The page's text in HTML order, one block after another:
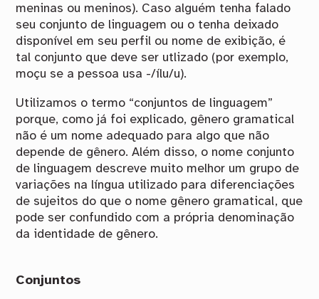
meninas ou meninos). Caso alguém tenha falado
seu conjunto de linguagem ou o tenha deixado
disponível em seu perfil ou nome de exibição, é
tal conjunto que deve ser utlizado (por exemplo,
moçu se a pessoa usa -/ílu/u).
Utilizamos o termo “conjuntos de linguagem”
porque, como já foi explicado, gênero gramatical
não é um nome adequado para algo que não
depende de gênero. Além disso, o nome conjunto
de linguagem descreve muito melhor um grupo de
variações na língua utilizado para diferenciações
de sujeitos do que o nome gênero gramatical, que
pode ser confundido com a própria denominação
da identidade de gênero.
Conjuntos